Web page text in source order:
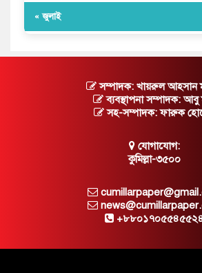
« জুলাই
সম্পাদক: খায়রুল আহসান
ব্যবস্থাপনা সম্পাদক: আবু
সহ-সম্পাদক: ফারুক
যোগাযোগ:
কুমিল্লা-৩৫০০